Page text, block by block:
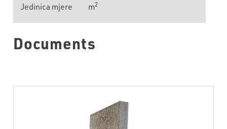
Jedinica mjere m2
Documents